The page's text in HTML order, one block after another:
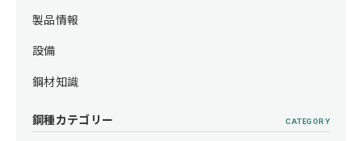
製品情報
設備
鋼材知識
鋼種カテゴリー CATEGORY